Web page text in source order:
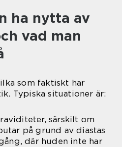
ha nytta av
vad man
som faktiskt har
Typiska situationer är:
särskilt om
på grund av diastas
där huden inte har